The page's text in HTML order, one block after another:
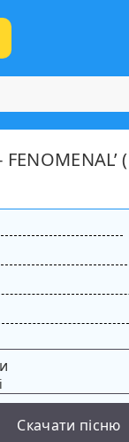
Скачати пісню